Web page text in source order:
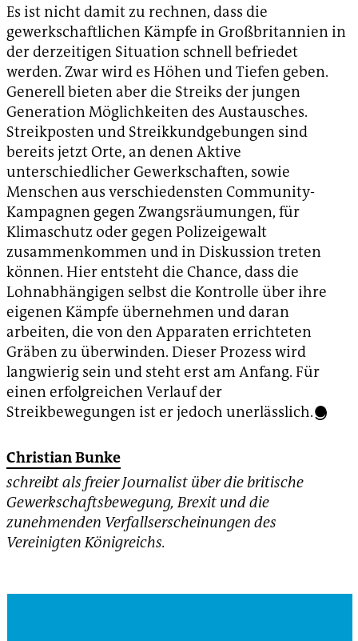
Es ist nicht damit zu rechnen, dass die
gewerkschaftlichen Kämpfe in Großbritannien in
der derzeitigen Situation schnell befriedet
werden. Zwar wird es Höhen und Tiefen geben.
Generell bieten aber die Streiks der jungen
Generation Möglichkeiten des Austausches.
Streikposten und Streikkundgebungen sind
bereits jetzt Orte, an denen Aktive
unterschiedlicher Gewerkschaften, sowie
Menschen aus verschiedensten Community-
Kampagnen gegen Zwangsräumungen, für
Klimaschutz oder gegen Polizeigewalt
zusammenkommen und in Diskussion treten
können. Hier entsteht die Chance, dass die
Lohnabhängigen selbst die Kontrolle über ihre
eigenen Kämpfe übernehmen und daran
arbeiten, die von den Apparaten errichteten
Gräben zu überwinden. Dieser Prozess wird
langwierig sein und steht erst am Anfang. Für
einen erfolgreichen Verlauf der
Streikbewegungen ist er jedoch unerlässlich.
Christian Bunke
schreibt als freier Journalist über die britische
Gewerkschaftsbewegung, Brexit und die
zunehmenden Verfallserscheinungen des
Vereinigten Königreichs.